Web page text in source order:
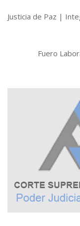
Justicia de Paz |
Fuero